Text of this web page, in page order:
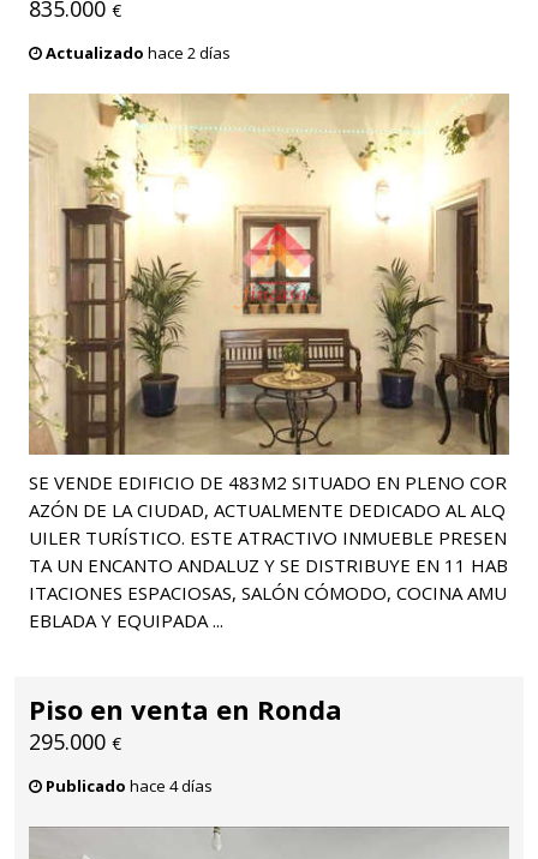
835.000 €
Actualizado hace 2 días
SE VENDE EDIFICIO DE 483M2 SITUADO EN PLENO COR
AZÓN DE LA CIUDAD, ACTUALMENTE DEDICADO AL ALQ
UILER TURÍSTICO. ESTE ATRACTIVO INMUEBLE PRESEN
TA UN ENCANTO ANDALUZ Y SE DISTRIBUYE EN 11 HAB
ITACIONES ESPACIOSAS, SALÓN CÓMODO, COCINA AMU
EBLADA Y EQUIPADA ...
Piso en venta en Ronda
295.000 €
Publicado hace 4 días